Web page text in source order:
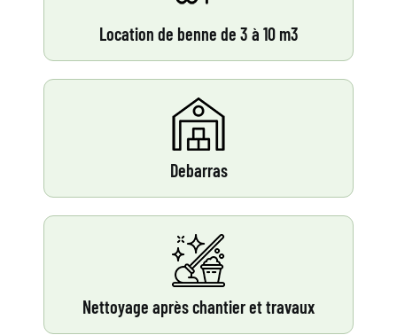
Location de benne de 3 à 10 m3
Debarras
Nettoyage après chantier et travaux